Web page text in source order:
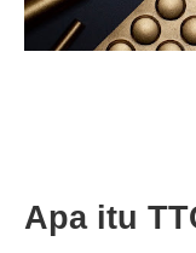
Apa itu